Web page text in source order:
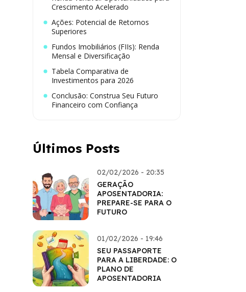
Crescimento Acelerado
Ações: Potencial de Retornos
Superiores
Fundos Imobiliários (FIIs): Renda
Mensal e Diversificação
Tabela Comparativa de
Investimentos para 2026
Conclusão: Construa Seu Futuro
Financeiro com Confiança
Últimos Posts
02/02/2026 - 20:35
GERAÇÃO
APOSENTADORIA:
PREPARE-SE PARA O
FUTURO
01/02/2026 - 19:46
SEU PASSAPORTE
PARA A LIBERDADE: O
PLANO DE
APOSENTADORIA